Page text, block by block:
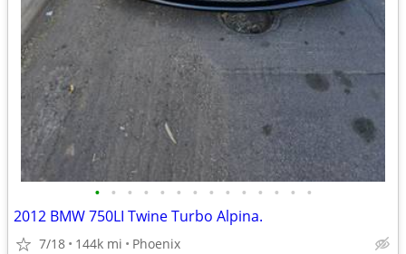
• • • • • • • • • • • • • •
2012 BMW 750LI Twine Turbo Alpina.
7/18 144k mi Phoenix